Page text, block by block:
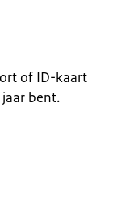
of ID-kaart
bent.